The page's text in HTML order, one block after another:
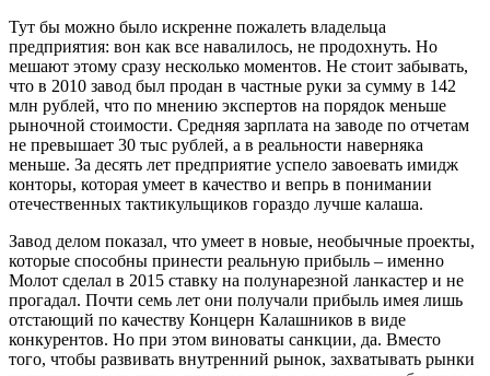
Тут бы можно было искренне пожалеть владельца
предприятия: вон как все навалилось, не продохнуть. Но
мешают этому сразу несколько моментов. Не стоит забывать,
что в 2010 завод был продан в частные руки за сумму в 142
млн рублей, что по мнению экспертов на порядок меньше
рыночной стоимости. Средняя зарплата на заводе по отчетам
не превышает 30 тыс рублей, а в реальности наверняка
меньше. За десять лет предприятие успело завоевать имидж
конторы, которая умеет в качество и вепрь в понимании
отечественных тактикульщиков гораздо лучше калаша.
Завод делом показал, что умеет в новые, необычные проекты,
которые способны принести реальную прибыль – именно
Молот сделал в 2015 ставку на полунарезной ланкастер и не
прогадал. Почти семь лет они получали прибыль имея лишь
отстающий по качеству Концерн Калашников в виде
конкурентов. Но при этом виноваты санкции, да. Вместо
того, чтобы развивать внутренний рынок, захватывать рынки